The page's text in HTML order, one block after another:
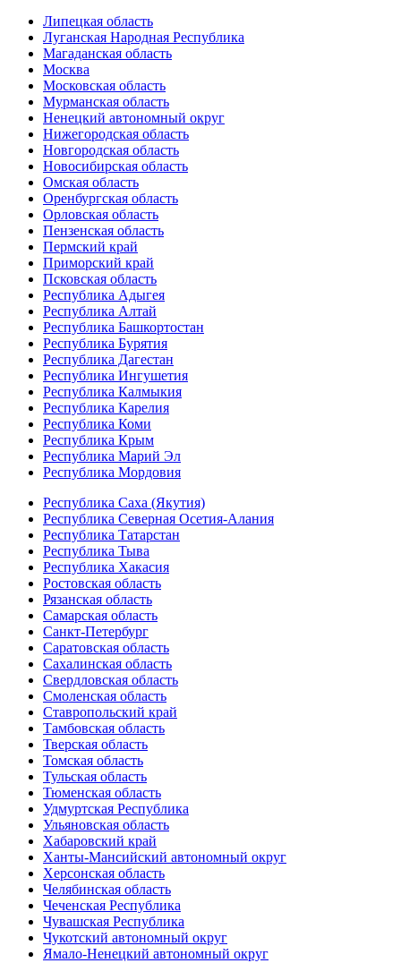
Липецкая область
Луганская Народная Республика
Магаданская область
Москва
Московская область
Мурманская область
Ненецкий автономный округ
Нижегородская область
Новгородская область
Новосибирская область
Омская область
Оренбургская область
Орловская область
Пензенская область
Пермский край
Приморский край
Псковская область
Республика Адыгея
Республика Алтай
Республика Башкортостан
Республика Бурятия
Республика Дагестан
Республика Ингушетия
Республика Калмыкия
Республика Карелия
Республика Коми
Республика Крым
Республика Марий Эл
Республика Мордовия
Республика Саха (Якутия)
Республика Северная Осетия-Алания
Республика Татарстан
Республика Тыва
Республика Хакасия
Ростовская область
Рязанская область
Самарская область
Санкт-Петербург
Саратовская область
Сахалинская область
Свердловская область
Смоленская область
Ставропольский край
Тамбовская область
Тверская область
Томская область
Тульская область
Тюменская область
Удмуртская Республика
Ульяновская область
Хабаровский край
Ханты-Мансийский автономный округ
Херсонская область
Челябинская область
Чеченская Республика
Чувашская Республика
Чукотский автономный округ
Ямало-Ненецкий автономный округ